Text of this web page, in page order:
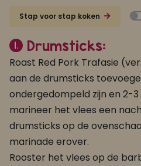
Stap voor stap koken
1. Drumsticks:
Roast Red Pork Trafasie
aan de drumsticks
ondergedompeld zijn en 2-
marineer het vlees een
drumsticks op de
marinade erover.
Rooster het vlees op de